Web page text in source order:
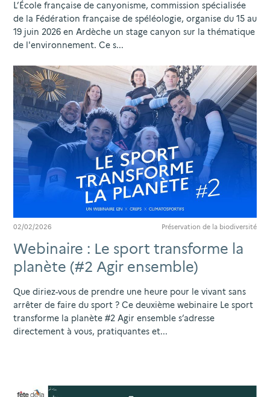
L’École française de canyonisme, commission spécialisée
de la Fédération française de spéléologie, organise du 15 au
19 juin 2026 en Ardèche un stage canyon sur la thématique
de l'environnement. Ce s...
02/02/2026 Préservation de la biodiversité
Webinaire : Le sport transforme la
planète (#2 Agir ensemble)
Que diriez-vous de prendre une heure pour le vivant sans
arrêter de faire du sport ? Ce deuxième webinaire Le sport
transforme la planète #2 Agir ensemble s’adresse
directement à vous, pratiquantes et...